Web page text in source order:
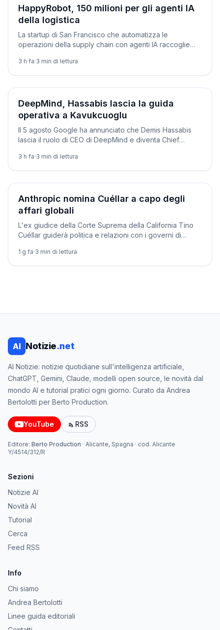
Aziende
HappyRobot, 150 milioni per gli agenti IA
della logistica
La startup di San Francisco che automatizza le
operazioni della supply chain con agenti IA raccoglie
3 h fa·3 min di lettura
Aziende
DeepMind, Hassabis lascia la guida
operativa a Kavukcuoglu
Il 5 agosto Google ha annunciato che Demis Hassabis
lascia il ruolo di CEO di DeepMind e diventa Chief
3 h fa·3 min di lettura
Aziende
Anthropic nomina Cuéllar a capo degli
affari globali
L'ex giudice della Corte Suprema della California Tino
Cuéllar guiderà politica e relazioni con i governi di
1 g fa·3 min di lettura
AI Notizie.net
AI Notizie: notizie quotidiane sull'intelligenza artificiale,
ChatGPT, Gemini, Claude, modelli open source, le novità dal
mondo AI e tutorial pratici ogni giorno. Curato da Andrea
Bertolotti per Berto Production.
YouTube RSS
Editore: Berto Production · Alicante, Spagna · cod. Alicante
Y/4514/312/R
Sezioni
Notizie AI
Novità AI
Tutorial
Cerca
Feed RSS
Info
Chi siamo
Andrea Bertolotti
Linee guida editoriali